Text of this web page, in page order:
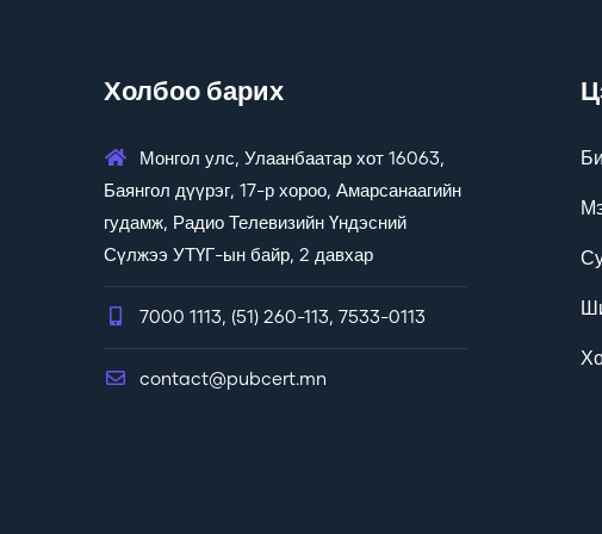
Холбоо барих
Монгол улс, Улаанбаатар хот 16063,
Баянгол дүүрэг, 17-р хороо, Амарсанаагийн
гудамж, Радио Телевизийн Үндэсний
Сүлжээ УТҮГ-ын байр, 2 давхар
7000 1113, (51) 260-113, 7533-0113
contact@pubcert.mn